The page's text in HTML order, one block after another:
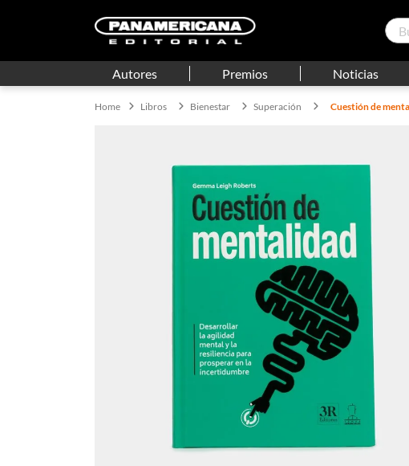
Autores Premios Noticias
Libros Bienestar Superación Cuestión de